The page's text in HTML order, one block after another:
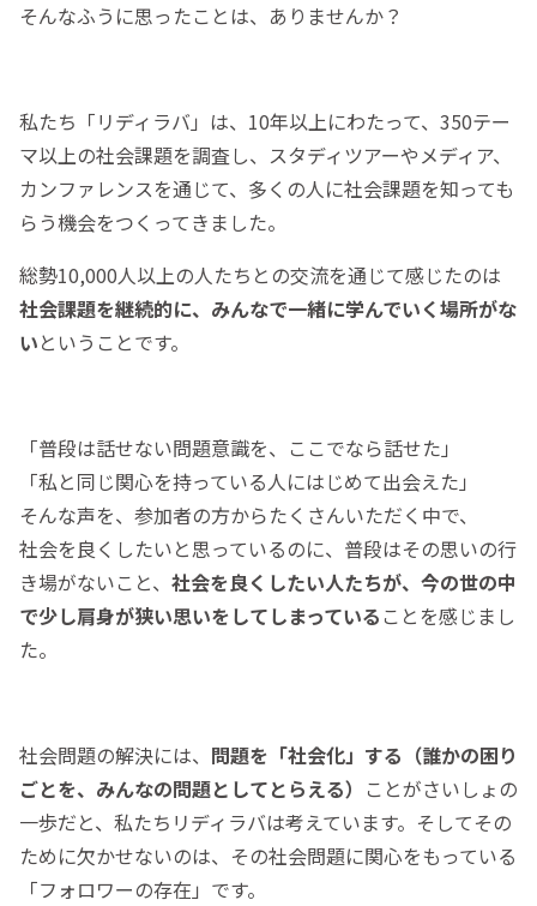
そんなふうに思ったことは、ありませんか？
私たち「リディラバ」は、10年以上にわたって、350テー
マ以上の社会課題を調査し、スタディツアーやメディア、
カンファレンスを通じて、多くの人に社会課題を知っても
らう機会をつくってきました。
総勢10,000人以上の人たちとの交流を通じて感じたのは
社会課題を継続的に、みんなで一緒に学んでいく場所がな
いということです。
「普段は話せない問題意識を、ここでなら話せた」
「私と同じ関心を持っている人にはじめて出会えた」
そんな声を、参加者の方からたくさんいただく中で、
社会を良くしたいと思っているのに、普段はその思いの行
き場がないこと、 社会を良くしたい人たちが、今の世の中
で少し肩身が狭い思いをしてしまっている ことを感じまし
た。
社会問題の解決には、 問題を「社会化」する（誰かの困り
ごとを、みんなの問題としてとらえる） ことがさいしょの
一歩だと、私たちリディラバは考えています。そしてその
ために欠かせないのは、その社会問題に関心をもっている
「フォロワーの存在」です。